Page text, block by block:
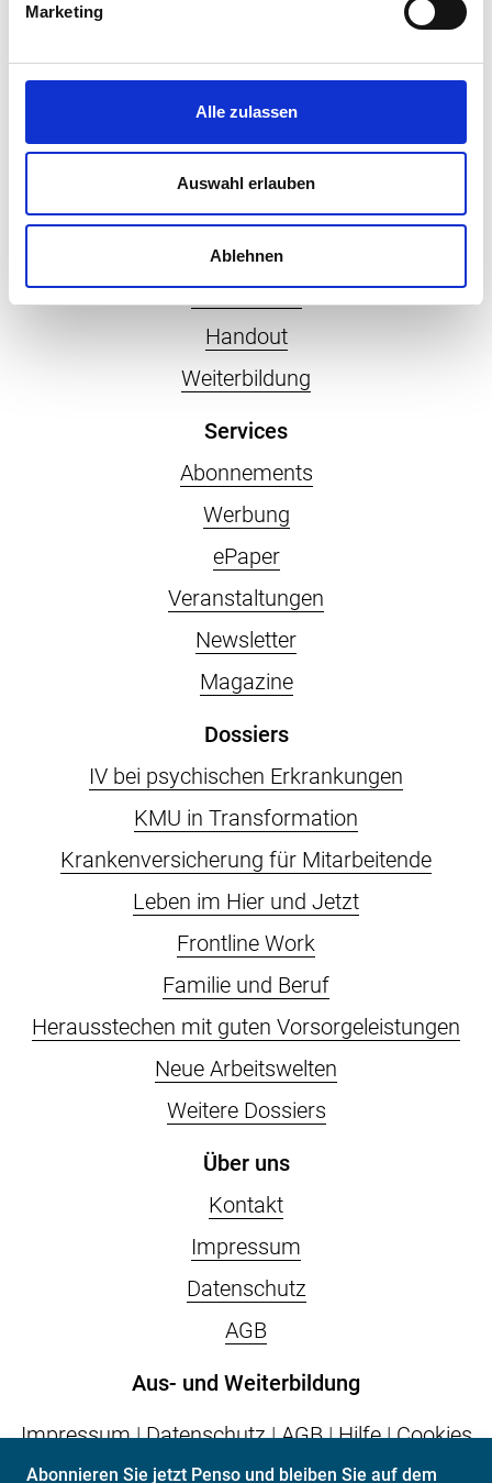
Marketing
Alle zulassen
Auswahl erlauben
Ablehnen
Abonnieren Sie jetzt Penso und bleiben Sie auf dem
Sozialversicherungen
Recht
Digital
Personalien
Handout
Weiterbildung
Services
Abonnements
Werbung
ePaper
Veranstaltungen
Newsletter
Magazine
Dossiers
IV bei psychischen Erkrankungen
KMU in Transformation
Krankenversicherung für Mitarbeitende
Leben im Hier und Jetzt
Frontline Work
Familie und Beruf
Herausstechen mit guten Vorsorgeleistungen
Neue Arbeitswelten
Weitere Dossiers
Über uns
Kontakt
Impressum
Datenschutz
AGB
Aus- und Weiterbildung
Impressum|Datenschutz|AGB|Hilfe|Cookies